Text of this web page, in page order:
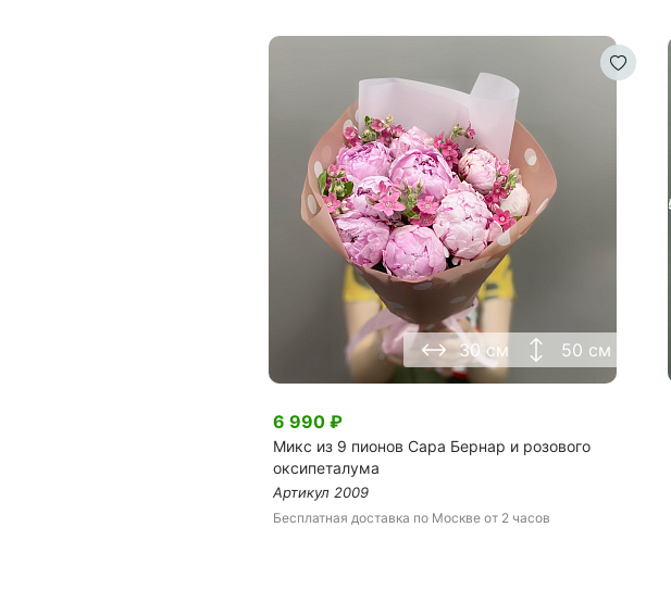
30 см 50 см
6 990 ₽
Микс из 9 пионов Сара Бернар и розового
оксипеталума
Артикул 2009
Бесплатная доставка по Москве от 2 часов